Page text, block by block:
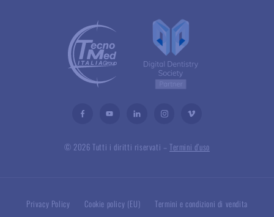
© 2026 Tutti i diritti riservati –Termini d’uso
Privacy Policy Cookie policy (EU) Termini e condizioni di vendita